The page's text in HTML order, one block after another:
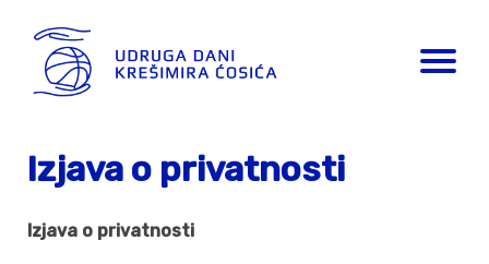
Izjava o privatnosti
Izjava o privatnosti